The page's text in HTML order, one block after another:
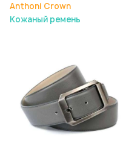
Anthoni Crown
Кожаный ремень